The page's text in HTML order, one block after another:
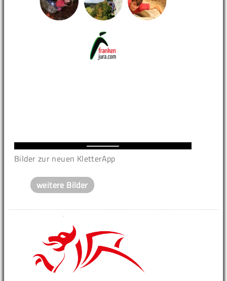
Bilder zur neuen KletterApp
weitere Bilder